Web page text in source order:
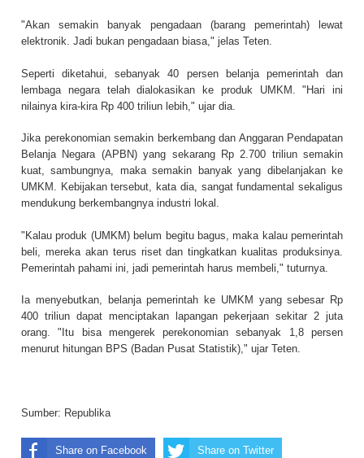
"Akan semakin banyak pengadaan (barang pemerintah) lewat
elektronik. Jadi bukan pengadaan biasa," jelas Teten.
Seperti diketahui, sebanyak 40 persen belanja pemerintah dan
lembaga negara telah dialokasikan ke produk UMKM. "Hari ini
nilainya kira-kira Rp 400 triliun lebih," ujar dia.
Jika perekonomian semakin berkembang dan Anggaran Pendapatan
Belanja Negara (APBN) yang sekarang Rp 2.700 triliun semakin
kuat, sambungnya, maka semakin banyak yang dibelanjakan ke
UMKM. Kebijakan tersebut, kata dia, sangat fundamental sekaligus
mendukung berkembangnya industri lokal.
"Kalau produk (UMKM) belum begitu bagus, maka kalau pemerintah
beli, mereka akan terus riset dan tingkatkan kualitas produksinya.
Pemerintah pahami ini, jadi pemerintah harus membeli," tuturnya.
Ia menyebutkan, belanja pemerintah ke UMKM yang sebesar Rp
400 triliun dapat menciptakan lapangan pekerjaan sekitar 2 juta
orang. "Itu bisa mengerek perekonomian sebanyak 1,8 persen
menurut hitungan BPS (Badan Pusat Statistik)," ujar Teten.
Sumber: Republika
Share on Facebook Share on Twitter